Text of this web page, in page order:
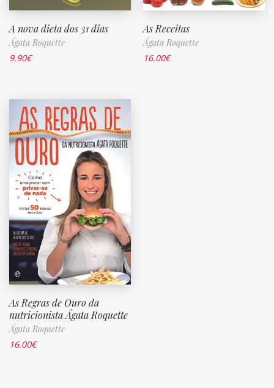
A nova dieta dos 31 dias
Ágata Roquette
9.90€
As Receitas
Ágata Roquette
16.00€
As Regras de Ouro da
nutricionista Ágata Roquette
Ágata Roquette
16.00€